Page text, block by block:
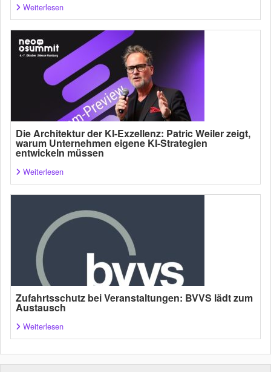
Weiterlesen
Die Architektur der KI-Exzellenz: Patric Weiler zeigt,
warum Unternehmen eigene KI-Strategien
entwickeln müssen
Weiterlesen
Zufahrtsschutz bei Veranstaltungen: BVVS lädt zum
Austausch
Weiterlesen